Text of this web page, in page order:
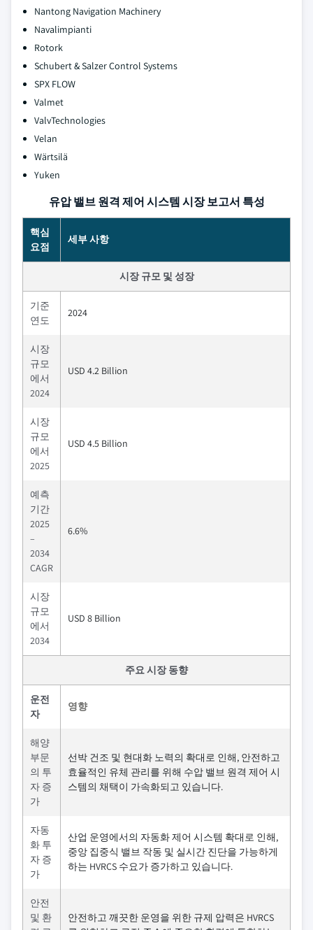
Nantong Navigation Machinery
Navalimpianti
Rotork
Schubert & Salzer Control Systems
SPX FLOW
Valmet
ValvTechnologies
Velan
Wärtsilä
Yuken
유압 밸브 원격 제어 시스템 시장 보고서 특성
핵심
요점
세부 사항
시장 규모 및 성장
기준
연도
2024
시장
규모
에서
2024
USD 4.2 Billion
시장
규모
에서
2025
USD 4.5 Billion
예측
기간
2025
–
2034
CAGR
6.6%
시장
규모
에서
2034
USD 8 Billion
주요 시장 동향
운전
자
영향
해양
부문
의 투
자 증
가
선박 건조 및 현대화 노력의 확대로 인해, 안전하고
효율적인 유체 관리를 위해 수압 밸브 원격 제어 시
스템의 채택이 가속화되고 있습니다.
자동
화 투
자 증
가
산업 운영에서의 자동화 제어 시스템 확대로 인해,
중앙 집중식 밸브 작동 및 실시간 진단을 가능하게
하는 HVRCS 수요가 증가하고 있습니다.
안전
및 환
안전하고 깨끗한 운영을 위한 규제 압력은 HVRCS